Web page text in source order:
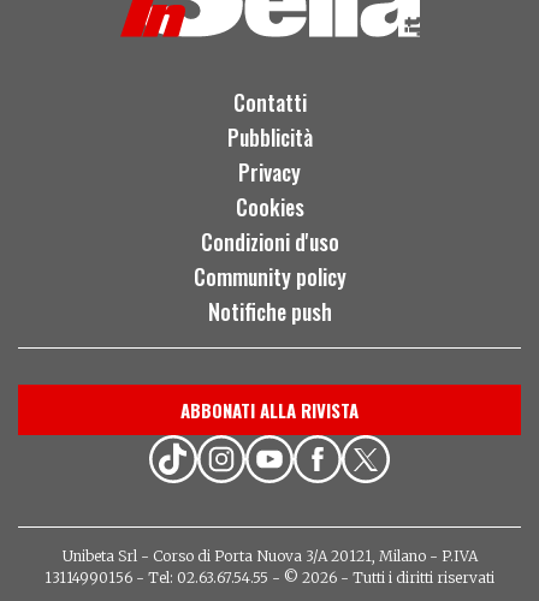
Contatti
Pubblicità
Privacy
Cookies
Condizioni d'uso
Community policy
Notifiche push
ABBONATI ALLA RIVISTA
Unibeta Srl - Corso di Porta Nuova 3/A 20121, Milano - P.IVA
13114990156 - Tel: 02.63.67.54.55 - © 2026 - Tutti i diritti riservati